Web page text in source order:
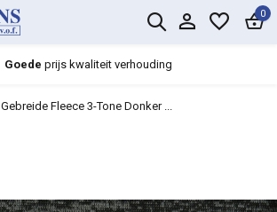
0
Goede prijs kwaliteit verhouding
Gebreide Fleece 3-Tone Donker ...